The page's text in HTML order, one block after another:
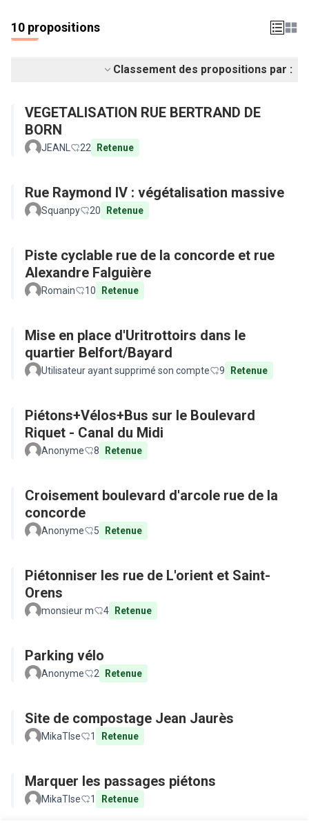
10 propositions
Classement des propositions par :
VEGETALISATION RUE BERTRAND DE
BORN
JEANL 22 Retenue
Rue Raymond IV : végétalisation massive
Squanpy 20 Retenue
Piste cyclable rue de la concorde et rue
Alexandre Falguière
Romain 10 Retenue
Mise en place d'Uritrottoirs dans le
quartier Belfort/Bayard
Utilisateur ayant supprimé son compte 9 Retenue
Piétons+Vélos+Bus sur le Boulevard
Riquet - Canal du Midi
Anonyme 8 Retenue
Croisement boulevard d'arcole rue de la
concorde
Anonyme 5 Retenue
Piétonniser les rue de L'orient et Saint-
Orens
monsieur m 4 Retenue
Parking vélo
Anonyme 2 Retenue
Site de compostage Jean Jaurès
MikaTlse 1 Retenue
Marquer les passages piétons
MikaTlse 1 Retenue